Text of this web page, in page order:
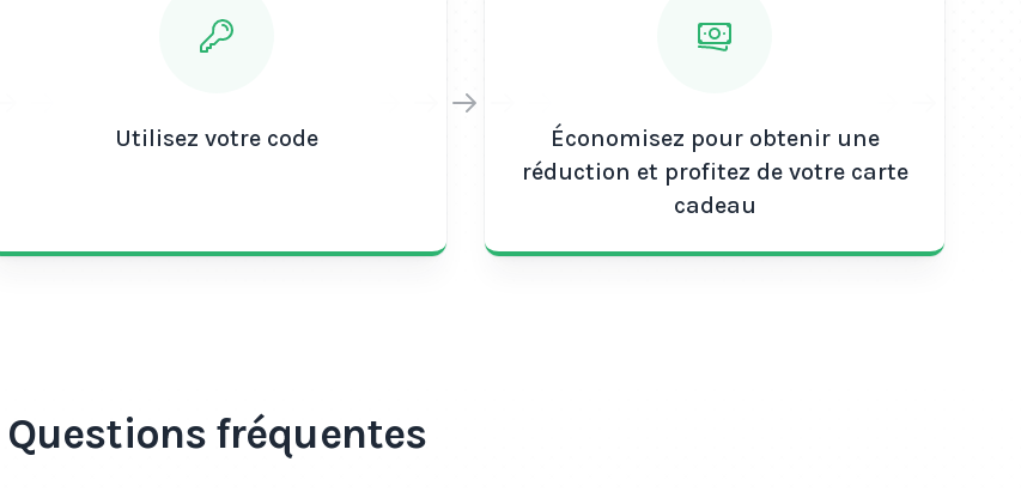
de 35 € est une solution idéale pour les
personnes à la recherche d'un forfait de communication prépayé,
et communiquez en toute simplicité, tout en maîtrisant votre budget.
Utilisez votre code
Économisez pour obtenir une
réduction et profitez de votre carte
cadeau
Questions fréquentes